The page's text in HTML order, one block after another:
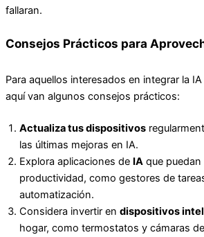
fallaran.
Consejos Prácticos para
Para aquellos interesados en integrar la
aquí van algunos consejos prácticos:
Actualiza tus dispositivos
las últimas mejoras en IA.
Explora aplicaciones de IA que
productividad, como gestores de
automatización.
Considera invertir en dispositivos
hogar, como termostatos y cámaras